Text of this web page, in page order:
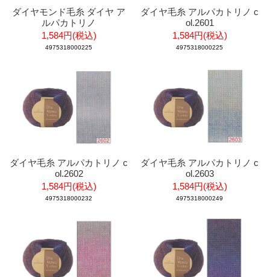
ダイヤモンド毛糸 ダイヤ ア
ルパカトリノ
1,584円(税込)
4975318000225
ダイヤ毛糸 アルパカトリノ c
ol.2601
1,584円(税込)
4975318000225
ダイヤ毛糸 アルパカトリノ c
ol.2602
1,584円(税込)
4975318000232
ダイヤ毛糸 アルパカトリノ c
ol.2603
1,584円(税込)
4975318000249